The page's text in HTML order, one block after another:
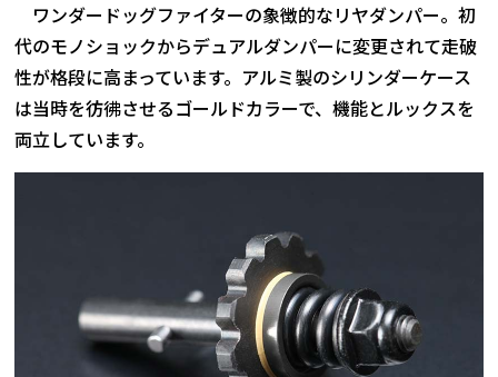
ワンダードッグファイターの象徴的なリヤダンパー。初
代のモノショックからデュアルダンパーに変更されて走破
性が格段に高まっています。アルミ製のシリンダーケース
は当時を彷彿させるゴールドカラーで、機能とルックスを
両立しています。